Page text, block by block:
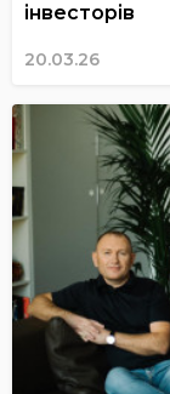
інвесторів
20.03.26